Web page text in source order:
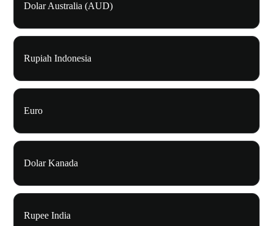
Dolar Australia (AUD)
Rupiah Indonesia
Euro
Dolar Kanada
Rupee India